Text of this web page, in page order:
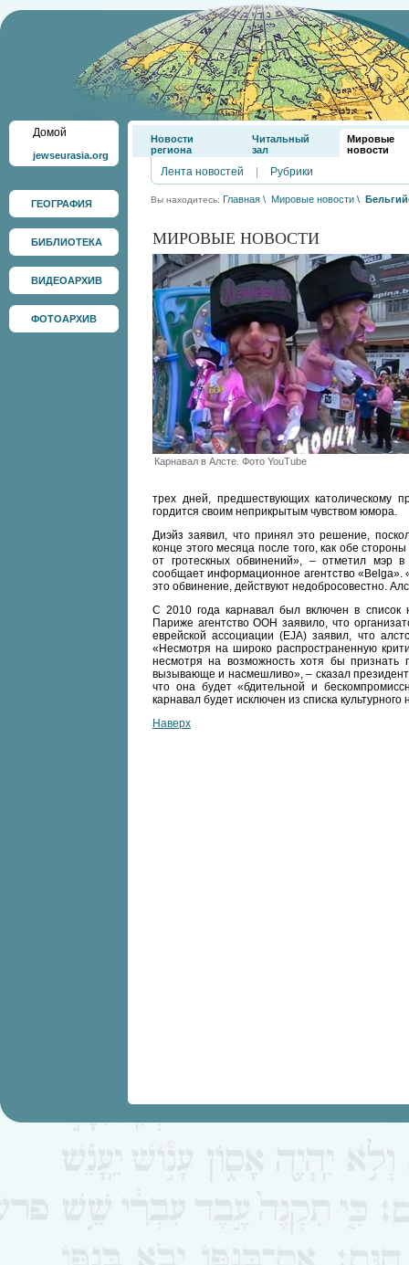
Домой
jewseurasia.org
ГЕОГРАФИЯ
БИБЛИОТЕКА
ВИДЕОАРХИВ
ФОТОАРХИВ
Новости
региона
Читальный
зал
Мировые
новости
Лента новостей Рубрики
Вы находитесь: Главная \ Мировые новости \
МИРОВЫЕ НОВОСТИ
Карнавал в Алсте. Фото YouTube
трех дней, предшествующих католическому
гордится своим неприкрытым чувством юмора.
Диэйз заявил, что принял это решение,
конце этого месяца после того, как обе
от гротескных обвинений», – отметил мэр
сообщает информационное агентство
это обвинение, действуют недобросовестно.
С 2010 года карнавал был включен в
Париже агентство ООН заявило, что
еврейской ассоциации (EJA) заявил, что
«Несмотря на широко распространенную
несмотря на возможность хотя бы
вызывающе и насмешливо», – сказал
что она будет «бдительной и
карнавал будет исключен из списка
Наверх